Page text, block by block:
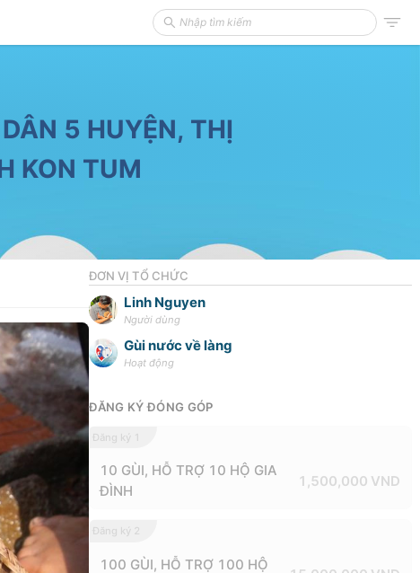
5 HUYỆN, THỊ
KON TUM
ĐƠN VỊ TỔ CHỨC
Linh Nguyen
Người dùng
Gùi nước về làng
Hoạt động
ĐĂNG KÝ ĐÓNG GÓP
Đăng ký 1
ĐÃ HOÀN TẤT
10 GÙI, HỖ TRỢ 10 HỘ GIA
ĐÌNH
1,500,000 VND
Đăng ký 2
ĐÃ HOÀN TẤT
100 GÙI, HỖ TRỢ 100 HỘ